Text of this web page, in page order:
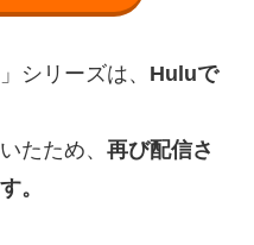
シリーズは、 Huluで
たため、 再び配信さ
。